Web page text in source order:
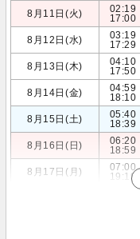
8月11日(火)
02:19
17:00
8月12日(水)
03:19
17:29
8月13日(木)
04:10
17:50
8月14日(金)
04:59
18:10
8月15日(土)
05:40
18:39
8月16日(日)
06:20
18:59
8月17日(月)
07:00
19:19